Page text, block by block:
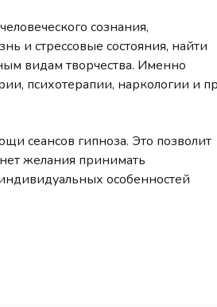
сознания,
и стрессовые состояния, найти
видам творчества. Именно
психотерапии, наркологии и
сеансов гипноза. Это позволит
нет желания принимать
особенностей